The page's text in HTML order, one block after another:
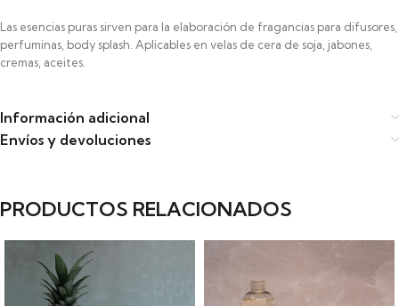
Las esencias puras sirven para la elaboración de fragancias para difusores,
perfuminas, body splash. Aplicables en velas de cera de soja, jabones,
cremas, aceites.
Información adicional
Envíos y devoluciones
PRODUCTOS RELACIONADOS